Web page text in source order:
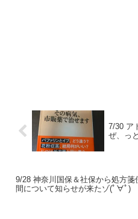
7/30 ア
9/28 神奈川国保＆社保から処方箋
間について知らせが来たゾ(ﾟ∀ﾟ)